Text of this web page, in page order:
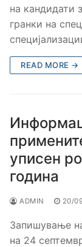
на кандидати
гранки на
READ MORE →
уписен
година
ADMIN 20/
Запишување
на 24